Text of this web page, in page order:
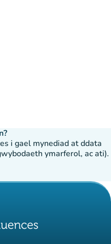
i gael mynediad at ddata
ymarferol, ac ati).